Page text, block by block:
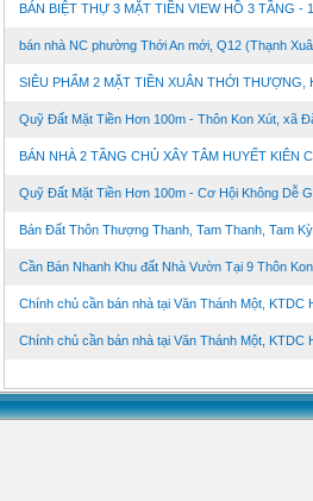
BÁN BIỆT THỰ 3 MẶT TIỀN VIEW HỒ 3 TẦNG -
bán nhà NC phường Thới An mới, Q12 (Thạnh
SIÊU PHẨM 2 MẶT TIỀN XUÂN THỚI THƯỢNG,
Quỹ Đất Mặt Tiền Hơn 100m - Thôn Kon Xút, xã
BÁN NHÀ 2 TẦNG CHỦ XÂY TÂM HUYẾT KIÊN
Quỹ Đất Mặt Tiền Hơn 100m - Cơ Hội Không Dễ
Bán Đất Thôn Thượng Thanh, Tam Thanh, Tam
Cần Bán Nhanh Khu đất Nhà Vườn Tại 9 Thôn
Chính chủ cần bán nhà tại Văn Thánh Một, KTDC
Chính chủ cần bán nhà tại Văn Thánh Một, KTDC